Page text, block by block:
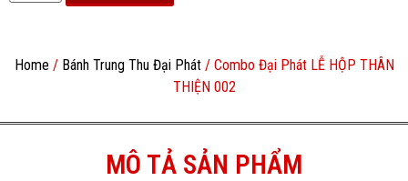
Home / Bánh Trung Thu Đại Phát/ Combo Đại Phát LỄ HỘP THÂN
THIỆN 002
MÔ TẢ SẢN PHẨM